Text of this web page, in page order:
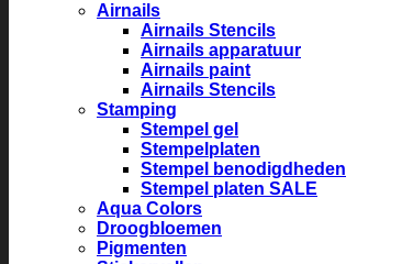
Airnails
Airnails Stencils
Airnails apparatuur
Airnails paint
Airnails Stencils
Stamping
Stempel gel
Stempelplaten
Stempel benodigdheden
Stempel platen SALE
Aqua Colors
Droogbloemen
Pigmenten